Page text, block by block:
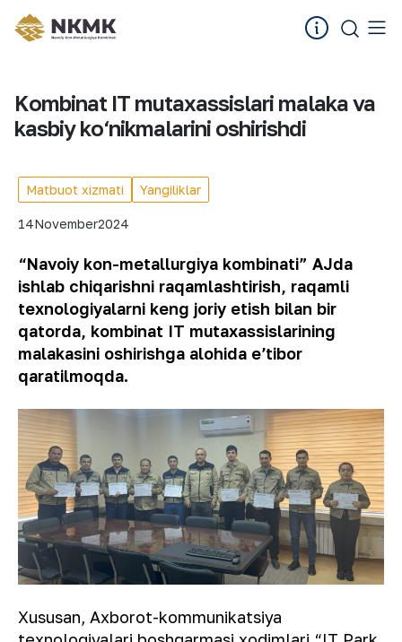
Kombinat IT mutaxassislari malaka va
kasbiy ko‘nikmalarini oshirishdi
Matbuot xizmati Yangiliklar
14November2024
“Navoiy kon-metallurgiya kombinati” AJda
ishlab chiqarishni raqamlashtirish, raqamli
texnologiyalarni keng joriy etish bilan bir
qatorda, kombinat IT mutaxassislarining
malakasini oshirishga alohida eʼtibor
qaratilmoqda.
Xususan, Axborot-kommunikatsiya